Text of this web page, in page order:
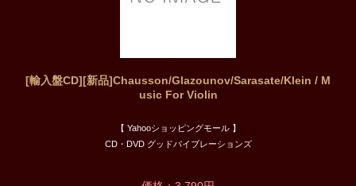
[輸入盤CD][新品]Chausson/Glazounov/Sarasate/Klein / M
usic For Violin
【 Yahooショッピングモール 】
CD・DVD グッドバイブレーションズ